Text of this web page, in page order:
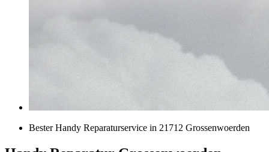
Bester Handy Reparaturservice in 21712 Grossenwoerden